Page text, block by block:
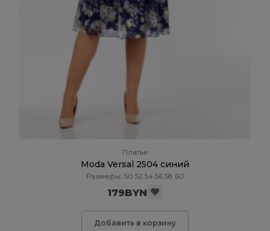
Платье
Moda Versal 2504 синий
Размеры: 50 52 54 56 58 60
179BYN
Добавить в корзину